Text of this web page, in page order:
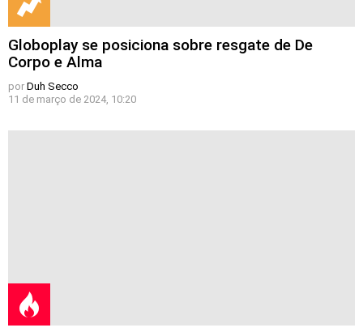
Globoplay se posiciona sobre resgate de De
Corpo e Alma
por Duh Secco
11 de março de 2024, 10:20